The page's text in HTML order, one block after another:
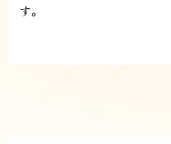
す。